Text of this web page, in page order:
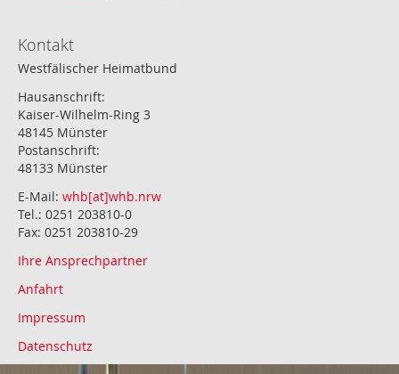
Kontakt
Westfälischer Heimatbund
Hausanschrift:
Kaiser-Wilhelm-Ring 3
48145 Münster
Postanschrift:
48133 Münster
E-Mail: whb[at]whb.nrw
Tel.: 0251 203810-0
Fax: 0251 203810-29
Ihre Ansprechpartner
Anfahrt
Impressum
Datenschutz